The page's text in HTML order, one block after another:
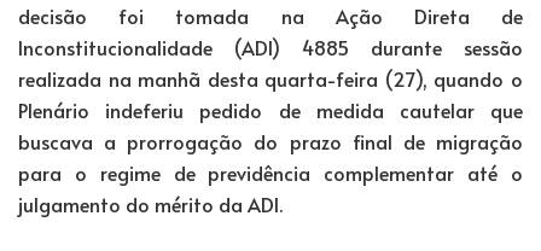
decisão foi tomada na Ação Direta de
Inconstitucionalidade (ADI) 4885 durante sessão
realizada na manhã desta quarta-feira (27), quando o
Plenário indeferiu pedido de medida cautelar que
buscava a prorrogação do prazo final de migração
para o regime de previdência complementar até o
julgamento do mérito da ADI.